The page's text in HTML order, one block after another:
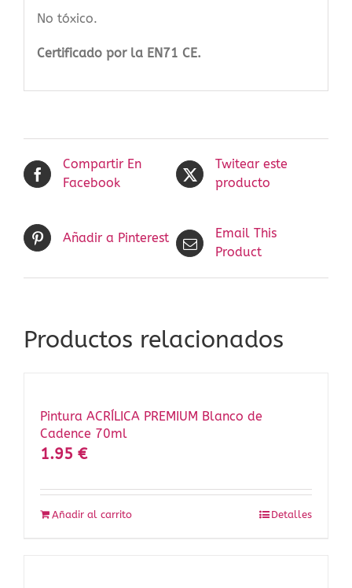
No tóxico.
Certificado por la EN71 CE.
Compartir En
Facebook
Twitear este
producto
Añadir a Pinterest
Email This
Product
Productos relacionados
Pintura ACRÍLICA PREMIUM Blanco de
Cadence 70ml
1.95 €
Añadir al carrito Detalles